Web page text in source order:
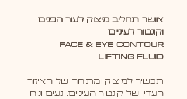
אושר תחליב מיצוק לעור הפנים
וקונטור לעיניים
Face & Eye Contour
LIFTING FLUID
תכשיר למיצוק ומתיחה של האיזור
העדין של קונטור העיניים. נעים ונוח